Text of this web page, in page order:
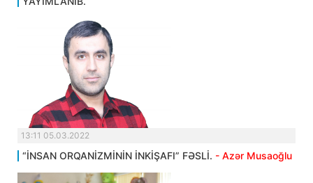
13:11 05.03.2022
“İNSAN ORQANİZMİNİN İNKİŞAFI” FƏSLİ. - Azər Musaoğlu